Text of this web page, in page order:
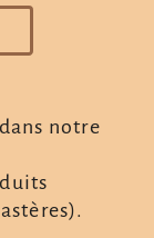
notre